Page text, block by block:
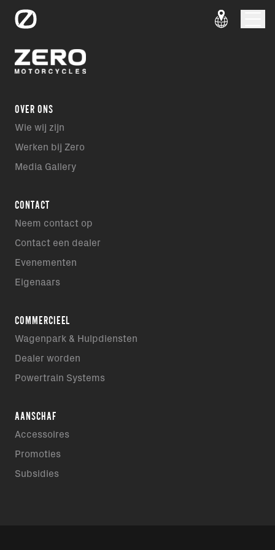
OVER ONS
Wie wij zijn
Werken bij Zero
Media Gallery
CONTACT
Neem contact op
Contact een dealer
Evenementen
Eigenaars
COMMERCIEEL
Wagenpark & Hulpdiensten
Dealer worden
Powertrain Systems
AANSCHAF
Accessoires
Promoties
Subsidies